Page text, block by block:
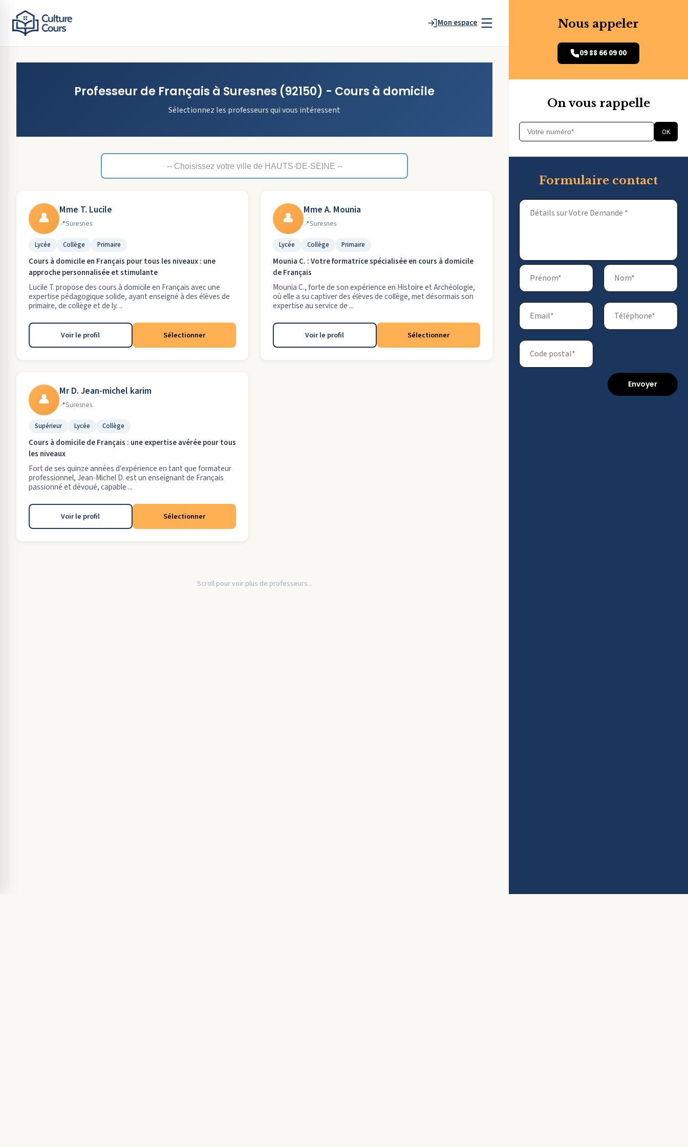
Mon espace
Professeur de Français à Suresnes (92150) - Cours à domicile
Sélectionnez les professeurs qui vous intéressent
👤 Mme T. Lucile
Suresnes
Lycée Collège Primaire
Cours à domicile en Français pour tous les niveaux : une
approche personnalisée et stimulante
Lucile T. propose des cours à domicile en Français avec une
expertise pédagogique solide, ayant enseigné à des élèves de
primaire, de collège et de ly. ..
Voir le profil Sélectionner
👤 Mme A. Mounia
Suresnes
Lycée Collège Primaire
Mounia C. : Votre formatrice spécialisée en cours à domicile
de Français
Mounia C., forte de son expérience en Histoire et Archéologie,
où elle a su captiver des élèves de collège, met désormais son
expertise au service de ...
Voir le profil Sélectionner
👤 Mr D. Jean-michel karim
Suresnes
Supérieur Lycée Collège
Cours à domicile de Français : une expertise avérée pour tous
les niveaux
Fort de ses quinze années d'expérience en tant que formateur
professionnel, Jean-Michel D. est un enseignant de Français
passionné et dévoué, capable ...
Voir le profil Sélectionner
Scroll pour voir plus de professeurs...
Nous appeler
09 88 66 09 00
On vous rappelle
OK
Formulaire contact
Envoyer